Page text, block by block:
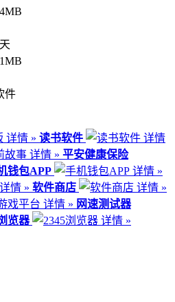
件
详情 » 读书软件
详情
详情 » 平安健康保险
钱包APP
详情 »
详情 » 软件商店
详情 »
详情 » 网速测试器
览器 详情 »